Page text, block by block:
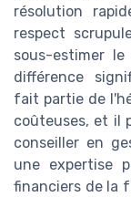
résolution
respect
sous-estimer
différence
fait partie de
coûteuses, et il
conseiller en
une expertise
financiers de la